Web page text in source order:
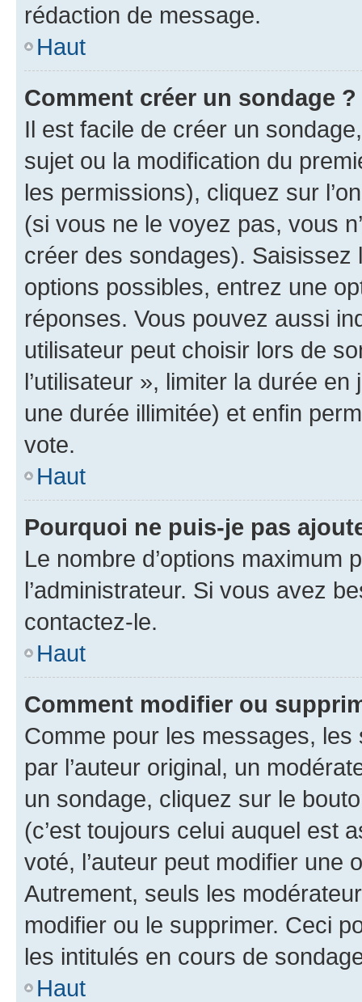
rédaction de message.
Haut
Comment créer un sondage ?
Il est facile de créer un
sujet ou la modification du
les permissions), cliquez sur
(si vous ne le voyez pas, vous
créer des sondages).
options possibles, entrez une
réponses. Vous pouvez aussi
utilisateur peut choisir lors de
l’utilisateur », limiter la durée
une durée illimitée) et enfin
vote.
Haut
Pourquoi ne puis-je pas
Le nombre d’options maximum
l’administrateur. Si vous avez
contactez-le.
Haut
Comment modifier ou
Comme pour les messages,
par l’auteur original, un
un sondage, cliquez sur le
(c’est toujours celui auquel est
voté, l’auteur peut modifier une
Autrement, seuls les
modifier ou le supprimer. Ceci
les intitulés en cours de
Haut